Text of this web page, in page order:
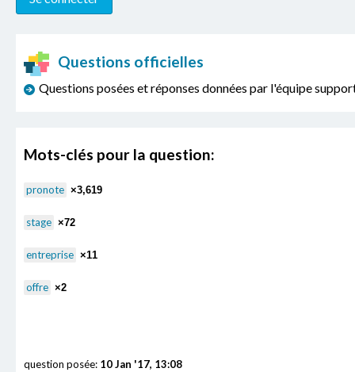
Questions officielles
Questions posées et réponses données par l'équipe
Mots-clés pour la question:
pronote ×3,619
stage ×72
entreprise ×11
offre ×2
question posée: 10 Jan '17, 13:08